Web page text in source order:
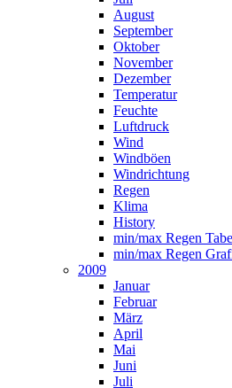
August
September
Oktober
November
Dezember
Temperatur
Feuchte
Luftdruck
Wind
Windböen
Windrichtung
Regen
Klima
History
min/max Regen
min/max Regen
2009
Januar
Februar
März
April
Mai
Juni
Juli